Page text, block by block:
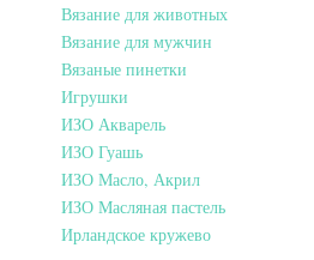
Вязание для животных
Вязание для мужчин
Вязаные пинетки
Игрушки
ИЗО Акварель
ИЗО Гуашь
ИЗО Масло, Акрил
ИЗО Масляная пастель
Ирландское кружево